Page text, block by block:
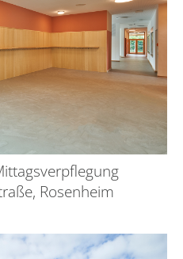
Rosenheim